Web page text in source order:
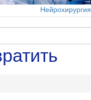
Нейрохирургия